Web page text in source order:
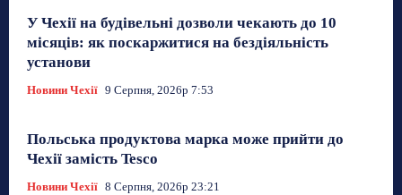
У Чехії на будівельні дозволи чекають до 10
місяців: як поскаржитися на бездіяльність
установи
Новини Чехії 9 Серпня, 2026р 7:53
Польська продуктова марка може прийти до
Чехії замість Tesco
Новини Чехії 8 Серпня, 2026р 23:21